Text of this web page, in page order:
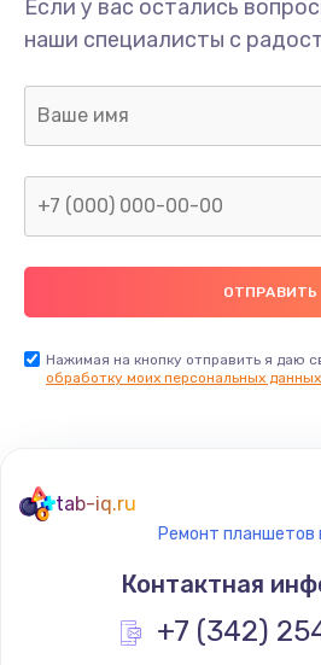
Замена USB-разъема
377 руб.
Заказать
Замена аудио
1330 руб.
Заказать
Замена корпуса
448 руб.
Заказать
Если у вас остались
наши специалисты с
Нажимая на кнопку отправить я даю
обработку моих персональных данных.
tab-iq.ru
Ремонт планшетов
Контактная
+7 (342)